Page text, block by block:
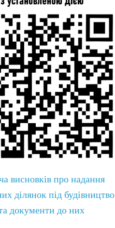
висновків про надання
ділянок під будівництво
документи до них